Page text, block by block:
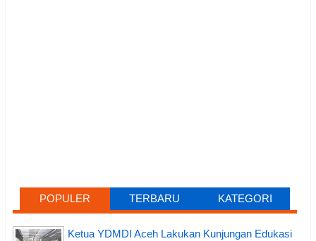
POPULER TERBARU KATEGORI
Ketua YDMDI Aceh Lakukan Kunjungan Edukasi